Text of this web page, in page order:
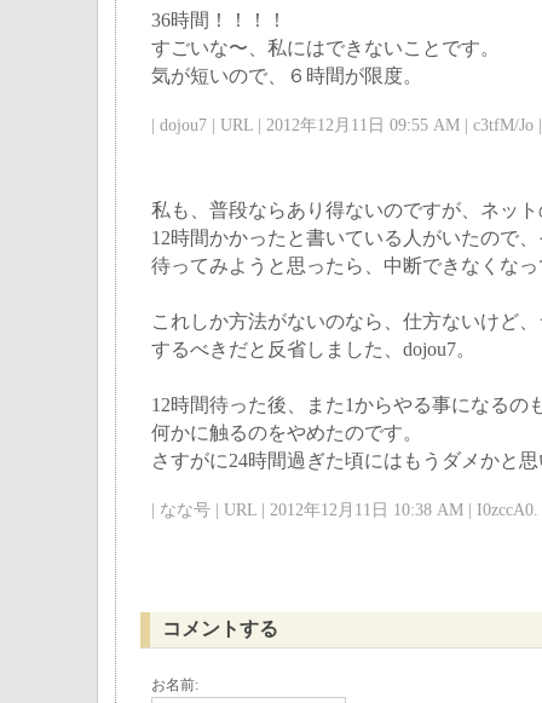
36時間！！！！
すごいな〜、私にはできないことです。
気が短いので、６時間が限度。
| dojou7 | URL | 2012年12月11日 09:55 AM | c3tfM/Jo |
私も、普段ならあり得ないのですが、ネッ
12時間かかったと書いている人がいたので
待ってみようと思ったら、中断できなくな
これしか方法がないのなら、仕方ないけど
するべきだと反省しました、dojou7。
12時間待った後、また1からやる事になるの
何かに触るのをやめたのです。
さすがに24時間過ぎた頃にはもうダメかと
| なな号 | URL | 2012年12月11日 10:38 AM | I0zccA0.
コメントする
お名前: